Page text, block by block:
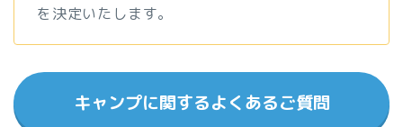
を決定いたします。
キャンプに関するよくあるご質問